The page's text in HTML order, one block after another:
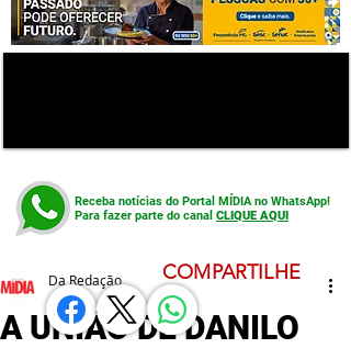
Receba notícias do Portal MÍDIA no WhatsApp!
Para fazer parte do canal CLIQUE AQUI
A UNIÃO DE DANILO
Da Redação COMPARTILHE